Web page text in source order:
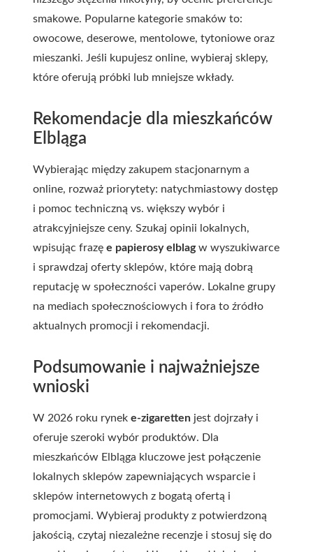
smakowe. Popularne kategorie smaków to:
owocowe, deserowe, mentolowe, tytoniowe oraz
mieszanki. Jeśli kupujesz online, wybieraj sklepy,
które oferują próbki lub mniejsze wkłady.
Rekomendacje dla mieszkańców
Elbląga
Wybierając między zakupem stacjonarnym a
online, rozważ priorytety: natychmiastowy dostęp
i pomoc techniczną vs. większy wybór i
atrakcyjniejsze ceny. Szukaj opinii lokalnych,
wpisując frazę e papierosy elblagw wyszukiwarce
i sprawdzaj oferty sklepów, które mają dobrą
reputację w społeczności vaperów. Lokalne grupy
na mediach społecznościowych i fora to źródło
aktualnych promocji i rekomendacji.
Podsumowanie i najważniejsze
wnioski
W 2026 roku rynek e-zigaretten jest dojrzały i
oferuje szeroki wybór produktów. Dla
mieszkańców Elbląga kluczowe jest połączenie
lokalnych sklepów zapewniających wsparcie i
sklepów internetowych z bogatą ofertą i
promocjami. Wybieraj produkty z potwierdzoną
jakością, czytaj niezależne recenzje i stosuj się do